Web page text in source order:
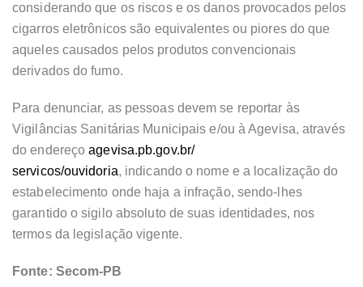
considerando que os riscos e os danos provocados pelos
cigarros eletrônicos são equivalentes ou piores do que
aqueles causados pelos produtos convencionais
derivados do fumo.
Para denunciar, as pessoas devem se reportar às
Vigilâncias Sanitárias Municipais e/ou à Agevisa, através
do endereçoagevisa.pb.gov.br/
servicos/ouvidoria, indicando o nome e a localização do
estabelecimento onde haja a infração, sendo-lhes
garantido o sigilo absoluto de suas identidades, nos
termos da legislação vigente.
Fonte: Secom-PB